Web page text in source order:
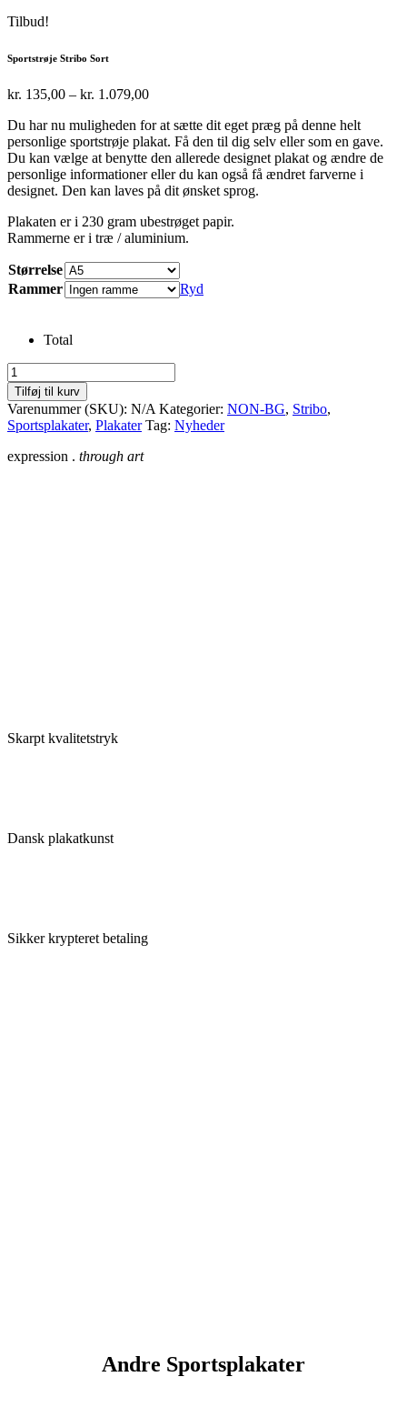
Tilbud!
Sportstrøje Stribo Sort
kr. 135,00 – kr. 1.079,00Prisinterval:
til
kr. 1.079,00
Du har nu muligheden for at sætte dit eget præg på denne helt
personlige sportstrøje plakat. Få den til dig selv eller som en gave.
Du kan vælge at benytte den allerede designet plakat og ændre de
personlige informationer eller du kan også få ændret farverne i
designet. Den kan laves på dit ønsket sprog.
Plakaten er i 230 gram ubestrøget papir.
Rammerne er i træ / aluminium.
Størrelse
Rammer
Ryd
Total
Sportstrøje
Stribo
Sort
antal
Tilføj til kurv
Varenummer (SKU): N/A Kategorier: NON-BG, Stribo,
Sportsplakater, Plakater Tag: Nyheder
expression . through art
Skarpt kvalitetstryk
Dansk plakatkunst
Sikker krypteret betaling
Andre Sportsplakater